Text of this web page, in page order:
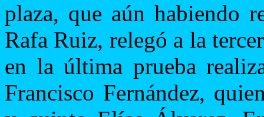
plaza, que aún habiendo
Rafa Ruiz, relegó a la
en la última prueba
Francisco Fernández,